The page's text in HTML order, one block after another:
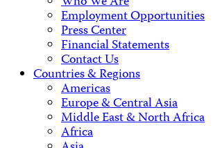
Employment Opportunities
Press Center
Financial Statements
Contact Us
Countries & Regions
Americas
Europe & Central Asia
Middle East & North Africa
Africa